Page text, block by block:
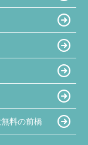
料の前橋